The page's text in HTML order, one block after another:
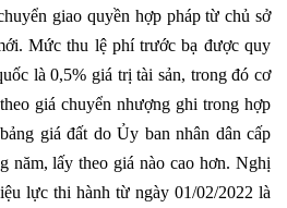
giao quyền hợp pháp từ chủ sở
Mức thu lệ phí trước bạ được quy
là 0,5% giá trị tài sản, trong đó cơ
giá chuyển nhượng ghi trong hợp
giá đất do Ủy ban nhân dân cấp
năm, lấy theo giá nào cao hơn. Nghị
lực thi hành từ ngày 01/02/2022 là